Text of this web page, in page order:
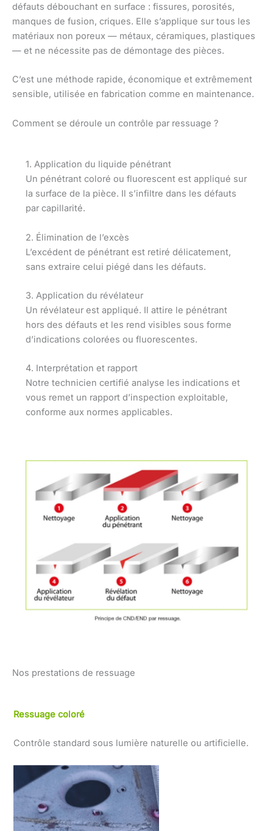
défauts débouchant en surface : fissures, porosités,
manques de fusion, criques. Elle s’applique sur tous les
matériaux non poreux — métaux, céramiques, plastiques
— et ne nécessite pas de démontage des pièces.
C’est une méthode rapide, économique et extrêmement
sensible, utilisée en fabrication comme en maintenance.
Comment se déroule un contrôle par ressuage ?
1. Application du liquide pénétrant
Un pénétrant coloré ou fluorescent est appliqué sur
la surface de la pièce. Il s’infiltre dans les défauts
par capillarité.
2. Élimination de l’excès
L’excédent de pénétrant est retiré délicatement,
sans extraire celui piégé dans les défauts.
3. Application du révélateur
Un révélateur est appliqué. Il attire le pénétrant
hors des défauts et les rend visibles sous forme
d’indications colorées ou fluorescentes.
4. Interprétation et rapport
Notre technicien certifié analyse les indications et
vous remet un rapport d’inspection exploitable,
conforme aux normes applicables.
Nos prestations de ressuage
Ressuage coloré
Contrôle standard sous lumière naturelle ou artificielle.